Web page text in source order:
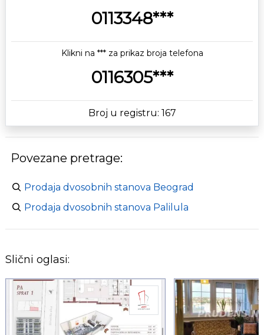
0113348***
Klikni na *** za prikaz broja telefona
0116305***
Broj u registru: 167
Povezane pretrage:
Prodaja dvosobnih stanova Beograd
Prodaja dvosobnih stanova Palilula
Slični oglasi: